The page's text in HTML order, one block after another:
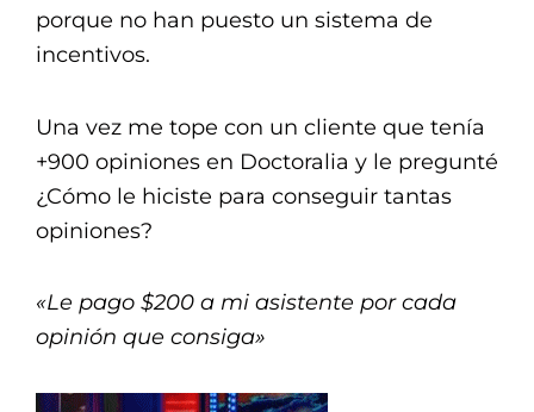
porque no han puesto un sistema de
incentivos.
Una vez me tope con un cliente que tenía
+900 opiniones en Doctoralia y le pregunté
¿Cómo le hiciste para conseguir tantas
opiniones?
«Le pago $200 a mi asistente por cada
opinión que consiga»